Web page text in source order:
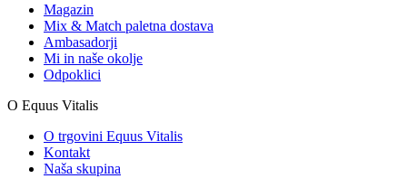
Magazin
Mix & Match paletna dostava
Ambasadorji
Mi in naše okolje
Odpoklici
O Equus Vitalis
O trgovini Equus Vitalis
Kontakt
Naša skupina